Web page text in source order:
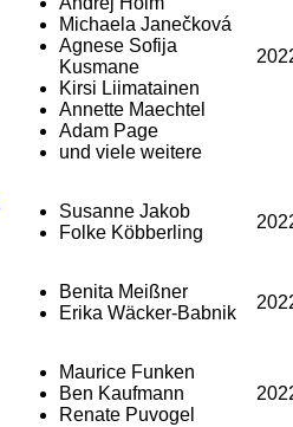
Michaela Janečková
Agnese Sofija
Kusmane
Kirsi Liimatainen
Annette Maechtel
Adam Page
und viele weitere
Susanne Jakob
Folke Köbberling
Benita Meißner
Erika Wäcker-Babnik
Maurice Funken
Ben Kaufmann
Renate Puvogel